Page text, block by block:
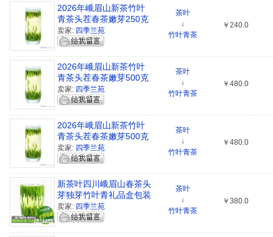
2026年峨眉山新茶竹叶
青茶头茬春茶嫩芽250克
包邮
卖家: 四季兰苑
茶叶
↓
竹叶青茶
￥240.0
2026年峨眉山新茶竹叶
青茶头茬春茶嫩芽500克
包邮
卖家: 四季兰苑
茶叶
↓
竹叶青茶
￥480.0
2026年峨眉山新茶竹叶
青茶头茬春茶嫩芽500克
包邮
卖家: 四季兰苑
茶叶
↓
竹叶青茶
￥480.0
新茶叶四川峨眉山春茶头
芽独芽竹叶青礼品盒包装
卖家: 四季兰苑
茶叶
↓
竹叶青茶
￥380.0